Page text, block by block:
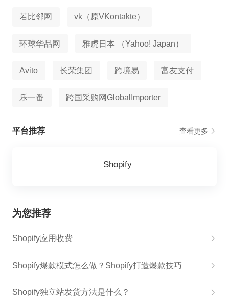
若比邻网 vk（原VKontakte）
环球华品网 雅虎日本 （Yahoo! Japan）
Avito 长荣集团 跨境易 富友支付
乐一番 跨国采购网GlobalImporter
平台推荐 查看更多
Shopify
为您推荐
Shopify应用收费
Shopify爆款模式怎么做？Shopify打造爆款技巧
​Shopify独立站发货方法是什么？